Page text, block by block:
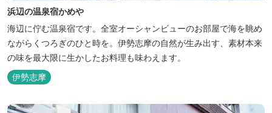
浜辺の温泉宿かめや
海辺に佇む温泉宿です。全室オーシャンビューのお部屋で海を眺め
ながらくつろぎのひと時を。伊勢志摩の自然が生み出す、素材本来
の味を最大限に生かしたお料理も味わえます。
伊勢志摩